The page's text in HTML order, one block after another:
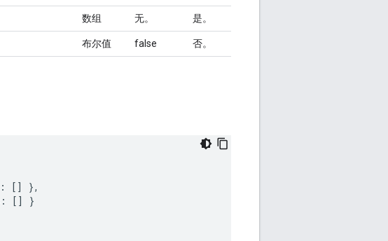
数组 无。 是。
布尔值 false 否。
: []
},
: []
}